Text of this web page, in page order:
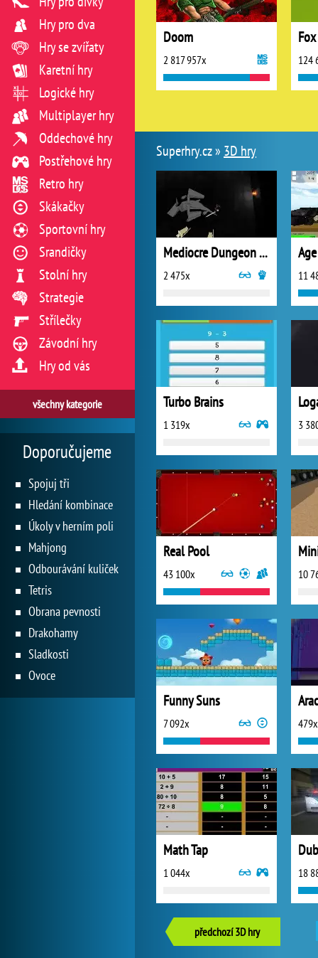
Doom
2 817 957x 124
Superhry.cz » 3D hry
Mediocre Dungeon Crawler
2 475x 11
Turbo Brains
1 319x 3
Real Pool
43 100x 10
Funny Suns
7 092x 479x
Math Tap
1 044x 18
předchozí 3D hry
Hry pro dva
Hry se zvířaty
Karetní hry
Logické hry
Multiplayer hry
Oddechové hry
Postřehové hry
Retro hry
Skákačky
Sportovní hry
Srandičky
Stolní hry
Strategie
Střílečky
Závodní hry
Hry od vás
všechny kategorie
Doporučujeme
Spojuj tři
Hledání kombinace
Úkoly v herním poli
Mahjong
Odbourávání kuliček
Tetris
Obrana pevnosti
Drakohamy
Sladkosti
Ovoce